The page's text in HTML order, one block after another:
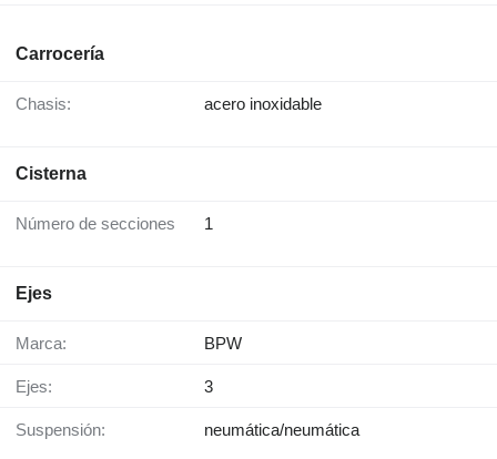
Carrocería
Chasis: acero inoxidable
Cisterna
Número de secciones 1
Ejes
Marca: BPW
Ejes: 3
Suspensión: neumática/neumática